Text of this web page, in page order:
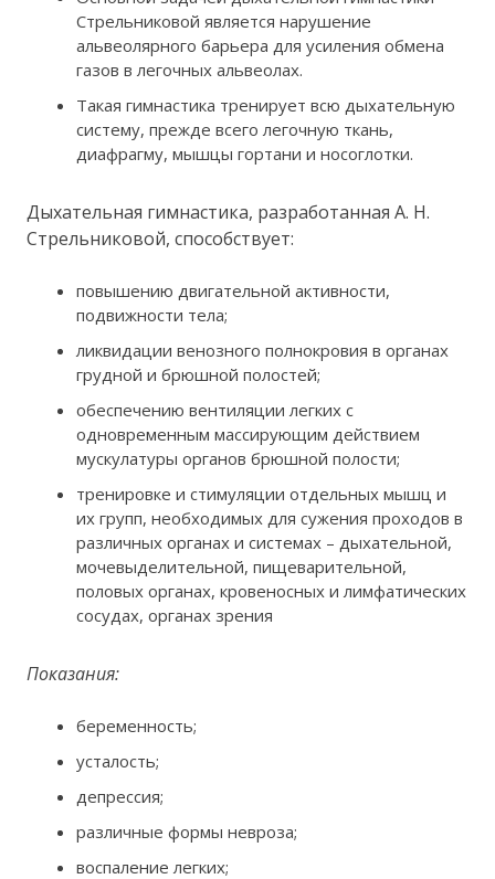
Стрельниковой является нарушение
альвеолярного барьера для усиления обмена
газов в легочных альвеолах.
Такая гимнастика тренирует всю дыхательную
систему, прежде всего легочную ткань,
диафрагму, мышцы гортани и носоглотки.
Дыхательная гимнастика, разработанная А. Н.
Стрельниковой, способствует:
повышению двигательной активности,
подвижности тела;
ликвидации венозного полнокровия в органах
грудной и брюшной полостей;
обеспечению вентиляции легких с
одновременным массирующим действием
мускулатуры органов брюшной полости;
тренировке и стимуляции отдельных мышц и
их групп, необходимых для сужения проходов в
различных органах и системах – дыхательной,
мочевыделительной, пищеварительной,
половых органах, кровеносных и лимфатических
сосудах, органах зрения
Показания:
беременность;
усталость;
депрессия;
различные формы невроза;
воспаление легких;